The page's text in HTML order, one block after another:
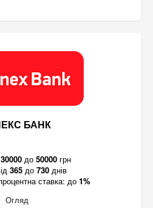
БАНК
30000 до 50000 грн
365 до 730 днів
ставка: до 1%
Огляд